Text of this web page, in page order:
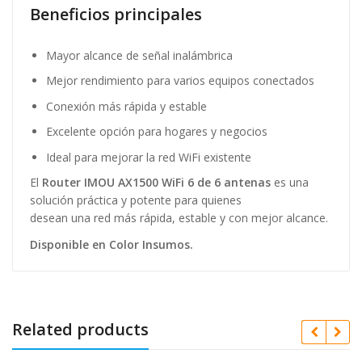
Beneficios principales
Mayor alcance de señal inalámbrica
Mejor rendimiento para varios equipos conectados
Conexión más rápida y estable
Excelente opción para hogares y negocios
Ideal para mejorar la red WiFi existente
El Router IMOU AX1500 WiFi 6 de 6 antenas es una
solución práctica y potente para quienes
desean una red más rápida, estable y con mejor alcance.
Disponible en Color Insumos.
Related products